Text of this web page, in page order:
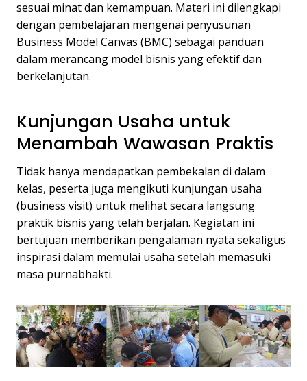
sesuai minat dan kemampuan. Materi ini dilengkapi
dengan pembelajaran mengenai penyusunan
Business Model Canvas (BMC) sebagai panduan
dalam merancang model bisnis yang efektif dan
berkelanjutan.
Kunjungan Usaha untuk
Menambah Wawasan Praktis
Tidak hanya mendapatkan pembekalan di dalam
kelas, peserta juga mengikuti kunjungan usaha
(business visit) untuk melihat secara langsung
praktik bisnis yang telah berjalan. Kegiatan ini
bertujuan memberikan pengalaman nyata sekaligus
inspirasi dalam memulai usaha setelah memasuki
masa purnabhakti.